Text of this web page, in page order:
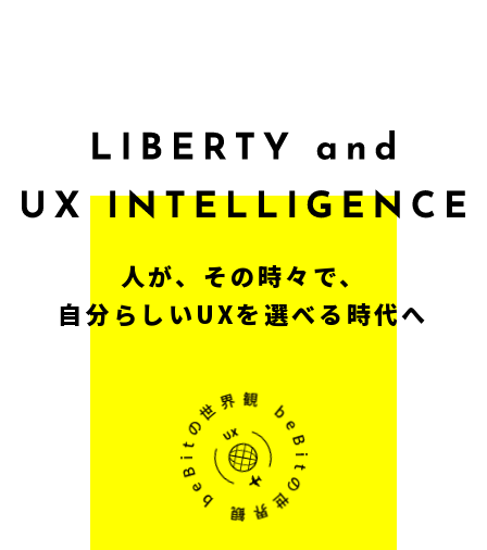
人が、その時々で、
自分らしいUXを選べる時代へ